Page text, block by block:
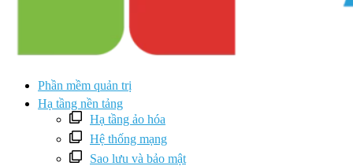
Phần mềm quản trị
Hạ tầng nền tảng
Hạ tầng ảo hóa
Hệ thống mạng
Sao lưu và bảo mật